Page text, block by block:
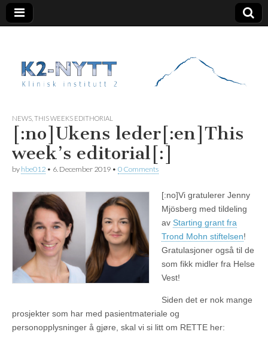
K2 Nytt
NEWS THIS WEEKS EDITHORIAL
[:no]Ukens leder[:en]This
week’s editorial[:]
by hbe012 • 6. December 2019 • 0 Comments
[:no]Vi gratulerer Jenny
Mjösberg med tildeling
av Starting grant fra
Trond Mohn stiftelsen!
Gratulasjoner også til de
som fikk midler fra Helse
Vest!
Siden det er nok mange
prosjekter som har med pasientmateriale og
personopplysninger å gjøre, skal vi si litt om RETTE her: